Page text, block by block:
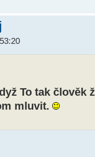
To tak člověk
mluvit.